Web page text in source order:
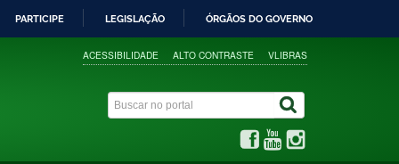
PARTICIPE LEGISLAÇÃO ÓRGÃOS DO GOVERNO
ACESSIBILIDADE ALTO CONTRASTE VLIBRAS